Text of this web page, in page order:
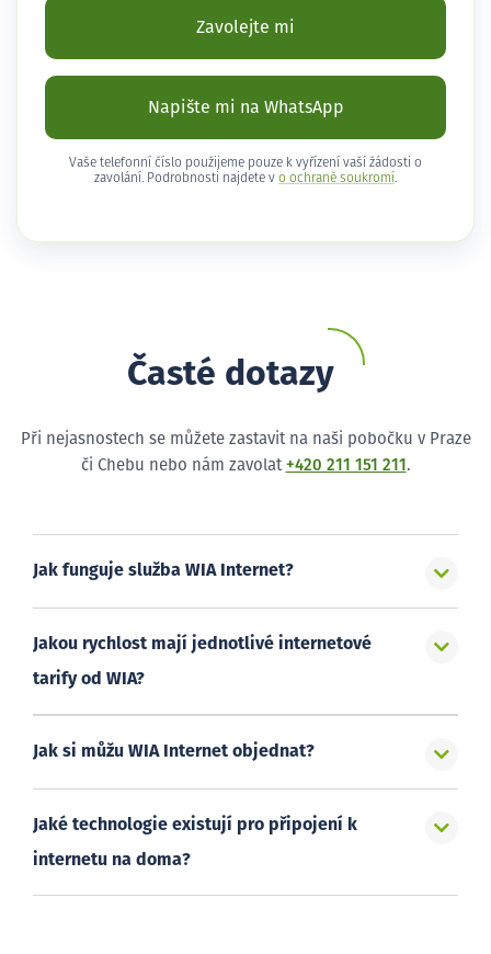
Zavolejte mi
Napište mi na WhatsApp
Vaše telefonní číslo použijeme pouze k vyřízení vaší žádosti o
zavolání. Podrobnosti najdete v o ochraně soukromí .
Časté dotazy
Při nejasnostech se můžete zastavit na naši pobočku v Praze
či Chebu nebo nám zavolat +420 211 151 211 .
Jak funguje služba WIA Internet?
Jakou rychlost mají jednotlivé internetové
tarify od WIA?
Jak si můžu WIA Internet objednat?
Jaké technologie existují pro připojení k
internetu na doma?